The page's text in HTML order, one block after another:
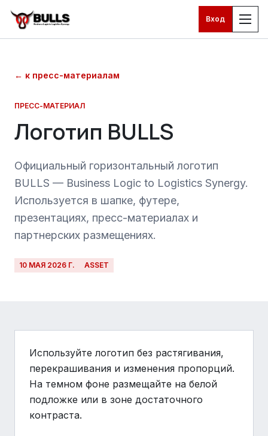
Перейти к основному контенту Вход
← к пресс-материалам
ПРЕСС-МАТЕРИАЛ
Логотип BULLS
Официальный горизонтальный логотип
BULLS — Business Logic to Logistics Synergy.
Используется в шапке, футере,
презентациях, пресс-материалах и
партнерских размещениях.
10 МАЯ 2026 Г. ASSET
Используйте логотип без растягивания,
перекрашивания и изменения пропорций.
На темном фоне размещайте на белой
подложке или в зоне достаточного
контраста.